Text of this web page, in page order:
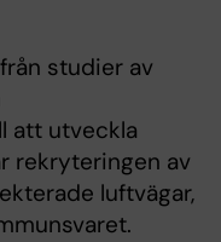
studier av
att utveckla
rekryteringen av
luftvägar,